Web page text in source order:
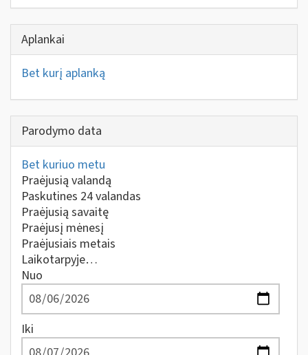
Aplankai
Bet kurį aplanką
Parodymo data
Bet kuriuo metu
Praėjusią valandą
Paskutines 24 valandas
Praėjusią savaitę
Praėjusį mėnesį
Praėjusiais metais
Laikotarpyje…
Nuo
Iki